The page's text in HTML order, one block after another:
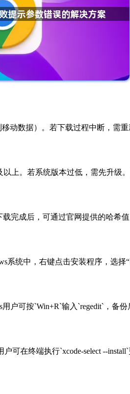
动数据）。若下载过程中断，需
以上。若系统版本过低，需先升级
完成后，可通过官网提供的哈希
系统中，右键点击安装程序，选择
户可按`Win+R`输入`regedit`，备
可在终端执行`xcode-select --